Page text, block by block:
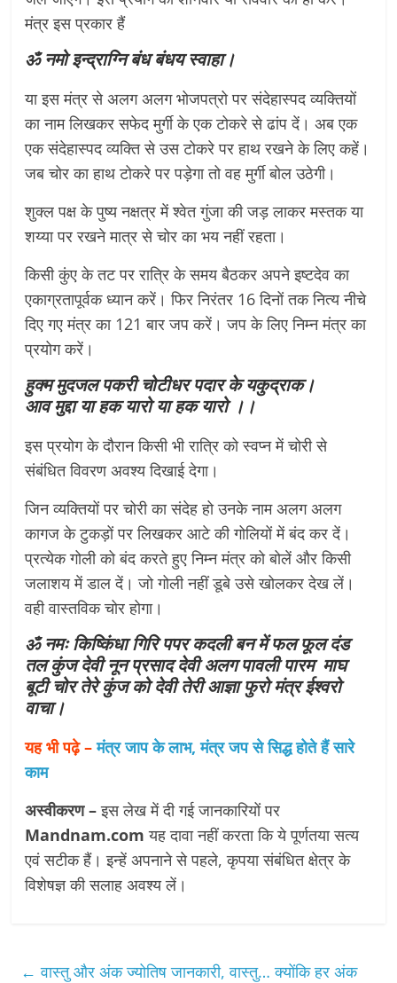
मंत्र इस प्रकार हैं
ॐ नमो इन्द्राग्नि बंध बंधय स्वाहा।
या इस मंत्र से अलग अलग भोजपत्रो पर संदेहास्पद व्यक्तियों
का नाम लिखकर सफेद मुर्गी के एक टोकरे से ढांप दें। अब एक
एक संदेहास्पद व्यक्ति से उस टोकरे पर हाथ रखने के लिए कहें।
जब चोर का हाथ टोकरे पर पड़ेगा तो वह मुर्गी बोल उठेगी।
शुक्ल पक्ष के पुष्य नक्षत्र में श्वेत गुंजा की जड़ लाकर मस्तक या
शय्या पर रखने मात्र से चोर का भय नहीं रहता।
किसी कुंए के तट पर रात्रि के समय बैठकर अपने इष्टदेव का
एकाग्रतापूर्वक ध्यान करें। फिर निरंतर 16 दिनों तक नित्य नीचे
दिए गए मंत्र का 121 बार जप करें। जप के लिए निम्न मंत्र का
प्रयोग करें।
हुक्म मुदजल पकरी चोटीधर पदार के यकुद्राक।
आव मुद्दा या हक यारो या हक यारो ।।
इस प्रयोग के दौरान किसी भी रात्रि को स्वप्न में चोरी से
संबंधित विवरण अवश्य दिखाई देगा।
जिन व्यक्तियों पर चोरी का संदेह हो उनके नाम अलग अलग
कागज के टुकड़ों पर लिखकर आटे की गोलियों में बंद कर दें।
प्रत्येक गोली को बंद करते हुए निम्न मंत्र को बोलें और किसी
जलाशय में डाल दें। जो गोली नहीं डूबे उसे खोलकर देख लें।
वही वास्तविक चोर होगा।
ॐ नमः किष्किंधा गिरि पपर कदली बन में फल फूल दंड
तल कुंज देवी नून प्रसाद देवी अलग पावली पारम माघ
बूटी चोर तेरे कुंज को देवी तेरी आज्ञा फुरो मंत्र ईश्वरो
वाचा।
यह भी पढ़े – मंत्र जाप के लाभ, मंत्र जप से सिद्ध होते हैं सारे
काम
अस्वीकरण –इस लेख में दी गई जानकारियों पर
Mandnam.comयह दावा नहीं करता कि ये पूर्णतया सत्य
एवं सटीक हैं। इन्हें अपनाने से पहले, कृपया संबंधित क्षेत्र के
विशेषज्ञ की सलाह अवश्य लें।
← वास्तु और अंक ज्योतिष जानकारी, वास्तु… क्योंकि हर अंक